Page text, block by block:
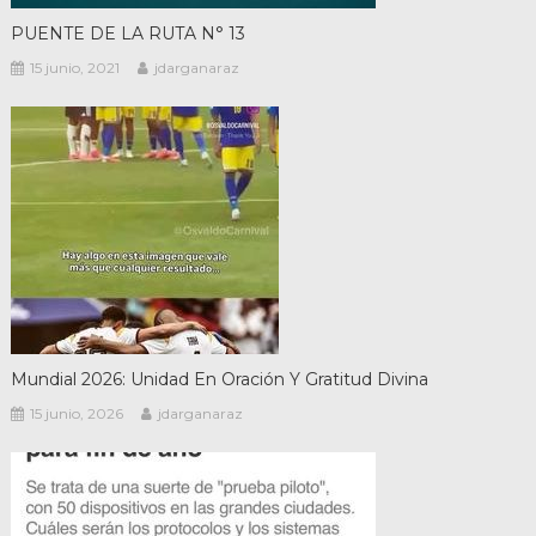
PUENTE DE LA RUTA N° 13
15 junio, 2021 jdarganaraz
Mundial 2026: Unidad En Oración Y Gratitud Divina
15 junio, 2026 jdarganaraz